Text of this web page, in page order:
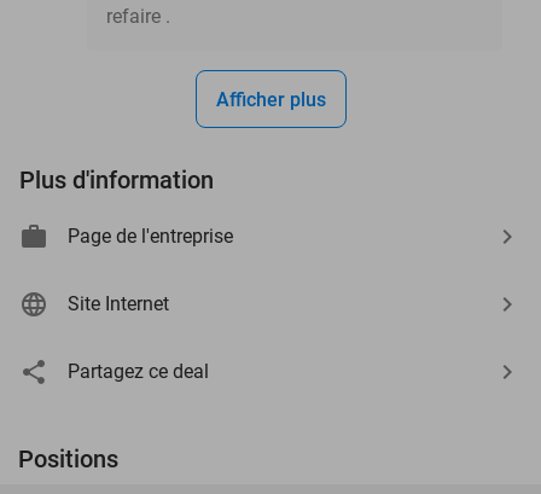
refaire .
Afficher plus
Plus d'information
Page de l'entreprise
Site Internet
Partagez ce deal
Positions